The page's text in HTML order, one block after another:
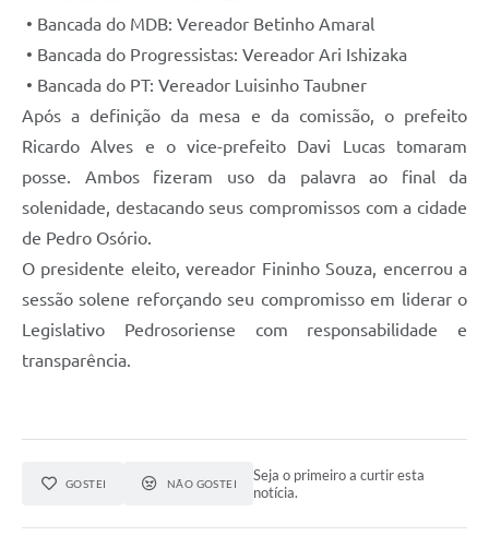
• Bancada do MDB: Vereador Betinho Amaral
• Bancada do Progressistas: Vereador Ari Ishizaka
• Bancada do PT: Vereador Luisinho Taubner
Após a definição da mesa e da comissão, o prefeito
Ricardo Alves e o vice-prefeito Davi Lucas tomaram
posse. Ambos fizeram uso da palavra ao final da
solenidade, destacando seus compromissos com a cidade
de Pedro Osório.
O presidente eleito, vereador Fininho Souza, encerrou a
sessão solene reforçando seu compromisso em liderar o
Legislativo Pedrosoriense com responsabilidade e
transparência.
GOSTEI NÃO GOSTEI
Seja o primeiro a curtir esta
notícia.